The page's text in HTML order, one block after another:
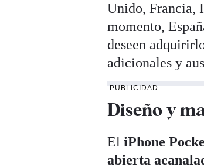
Unido, Francia,
momento,
deseen
adicionales y
PUBLICIDAD
Diseño y
EliPhone
abierta